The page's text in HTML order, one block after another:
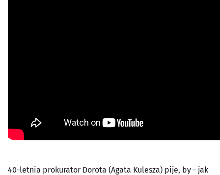
40-letnia prokurator Dorota (Agata Kulesza) pije, by - jak